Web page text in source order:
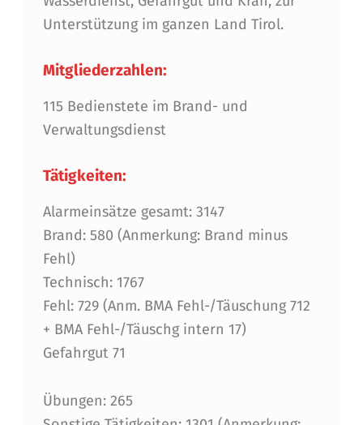
Unterstützung im ganzen Land Tirol.
Mitgliederzahlen:
115 Bedienstete im Brand- und
Verwaltungsdienst
Tätigkeiten:
Alarmeinsätze gesamt: 3147
Brand: 580 (Anmerkung: Brand minus
Fehl)
Technisch: 1767
Fehl: 729 (Anm. BMA Fehl-/Täuschung 712
+ BMA Fehl-/Täuschg intern 17)
Gefahrgut 71
Übungen: 265